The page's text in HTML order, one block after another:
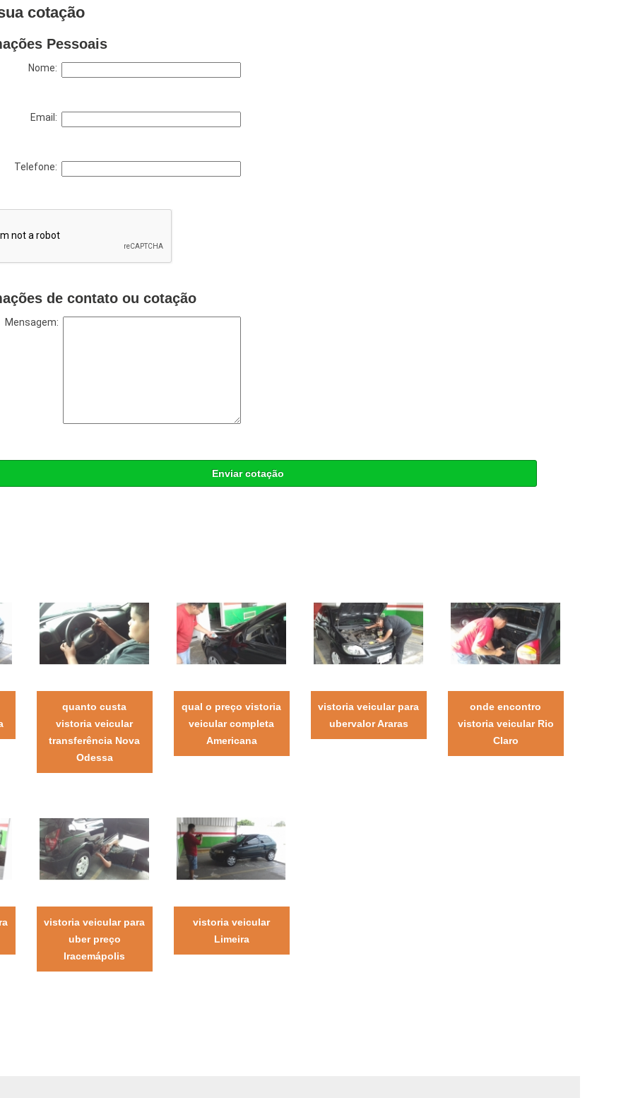
cotação
Pessoais
Nome:
Email:
Telefone:
de contato ou cotação
Mensagem:
Enviar cotação
quanto custa
vistoria veicular
transferência Nova
Odessa
qual o preço vistoria
veicular completa
Americana
vistoria veicular para
ubervalor Araras
onde encontro
vistoria veicular Rio
Claro
vistoria veicular para
uber preço
Iracemápolis
vistoria veicular
Limeira